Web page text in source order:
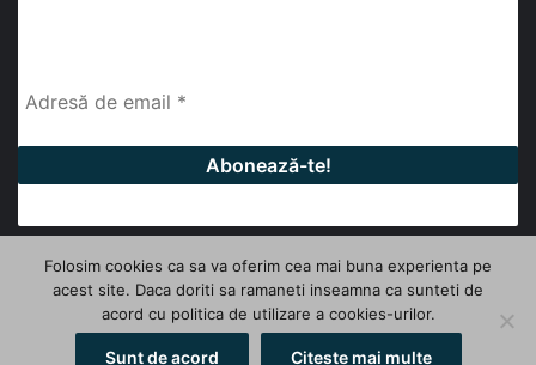
© Copyright 2026, All Rights Reserved | InfoHale
FacebookLinkedInYouTube
Folosim cookies ca sa va oferim cea mai buna experienta pe
acest site. Daca doriti sa ramaneti inseamna ca sunteti de
acord cu politica de utilizare a cookies-urilor.
Sunt de acord Citeste mai multe